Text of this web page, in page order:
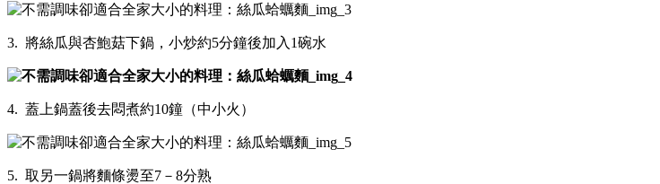
3. 將絲瓜與杏鮑菇下鍋，小炒約5分鐘後加入1碗水
4. 蓋上鍋蓋後去悶煮約10鐘（中小火）
5. 取另一鍋將麵條燙至7－8分熟